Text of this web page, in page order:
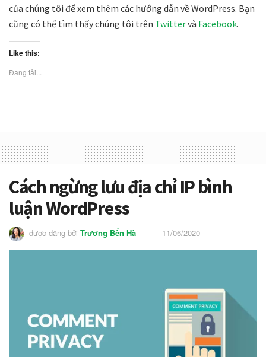
của chúng tôi để xem thêm các hướng dẫn về WordPress. Bạn
cũng có thể tìm thấy chúng tôi trên Twittervà Facebook.
Like this:
Đang tải...
Cách ngừng lưu địa chỉ IP bình
luận WordPress
được đăng bởi Trương Bến Hà 11/06/2020